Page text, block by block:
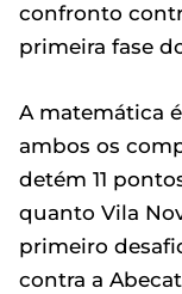
confronto
primeira fase
A matemática
ambos os
detém 11
quanto Vila
primeiro
contra a